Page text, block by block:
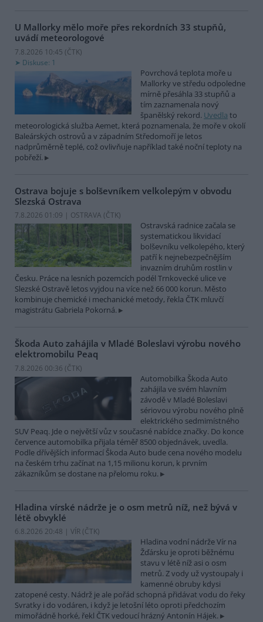
U Mallorky mělo moře přes rekordních 33 stupňů,
uvádí meteorologové
7.8.2026 10:45 (ČTK)
Diskuse: 1
Povrchová teplota moře u
Mallorky ve středu odpoledne
mírně přesáhla 33 stupňů a
tím zaznamenala nový
španělský rekord. Uvedla to
meteorologická služba Aemet, která poznamenala, že moře v okolí
Baleárských ostrovů a v západním Středomoří je letos
nadprůměrně teplé, což ovlivňuje například také noční teploty na
pobřeží.
Ostrava bojuje s bolševníkem velkolepým v obvodu
Slezská Ostrava
7.8.2026 01:09 | OSTRAVA (ČTK)
Ostravská radnice začala se
systematickou likvidací
bolševníku velkolepého, který
patří k nejnebezpečnějším
invazním druhům rostlin v
Česku. Práce na lesních pozemcích podél Trnkovecké ulice ve
Slezské Ostravě letos vyjdou na více než 66 000 korun. Město
kombinuje chemické i mechanické metody, řekla ČTK mluvčí
magistrátu Gabriela Pokorná.
Škoda Auto zahájila v Mladé Boleslavi výrobu nového
elektromobilu Peaq
7.8.2026 00:36 (ČTK)
Automobilka Škoda Auto
zahájila ve svém hlavním
závodě v Mladé Boleslavi
sériovou výrobu nového plně
elektrického sedmimístného
SUV Peaq. Jde o největší vůz v současné nabídce značky. Do konce
července automobilka přijala téměř 8500 objednávek, uvedla.
Podle dřívějších informací Škoda Auto bude cena nového modelu
na českém trhu začínat na 1,15 milionu korun, k prvním
zákazníkům se dostane na přelomu roku.
Hladina vírské nádrže je o osm metrů níž, než bývá v
létě obvyklé
6.8.2026 20:48 | VÍR (ČTK)
Hladina vodní nádrže Vír na
Žďársku je oproti běžnému
stavu v létě níž asi o osm
metrů. Z vody už vystoupaly i
kamenné obruby kdysi
zatopené cesty. Nádrž je ale pořád schopná přidávat vodu do řeky
Svratky i do vodáren, i když je letošní léto oproti předchozím
mimořádně horké, řekl ČTK vedoucí hrázný Antonín Hájek.